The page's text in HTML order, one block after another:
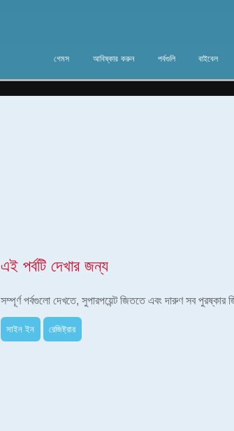
গেমস আবিষ্কার করুন পর্বগুলি বাইবেল
এই পর্বটি দেখার জন্য
সম্পূর্ণ পর্বগুলো দেখতে, সুপারপয়েন্ট জিততে এবং দারুণ সব পুরষ্কার
সাইন ইন রেজিষ্ট্রার